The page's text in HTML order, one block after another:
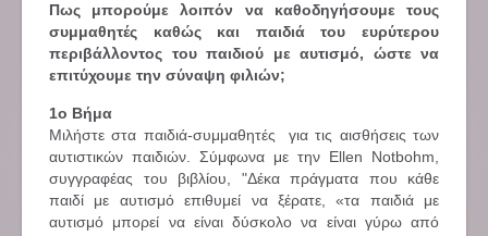
Πως μπορούμε λοιπόν να καθοδηγήσουμε τους
συμμαθητές καθώς και παιδιά του ευρύτερου
περιβάλλοντος του παιδιού με αυτισμό, ώστε να
επιτύχουμε την σύναψη φιλιών;
1ο Βήμα
Μιλήστε στα παιδιά-συμμαθητές για τις αισθήσεις των
αυτιστικών παιδιών. Σύμφωνα με την Ellen Notbohm,
συγγραφέας του βιβλίου, "Δέκα πράγματα που κάθε
παιδί με αυτισμό επιθυμεί να ξέρατε, «τα παιδιά με
αυτισμό μπορεί να είναι δύσκολο να είναι γύρω από